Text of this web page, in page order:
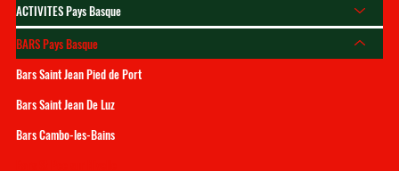
ACTIVITES Pays Basque
BARS Pays Basque
Bars Saint Jean Pied de Port
Bars Saint Jean De Luz
Bars Cambo-les-Bains